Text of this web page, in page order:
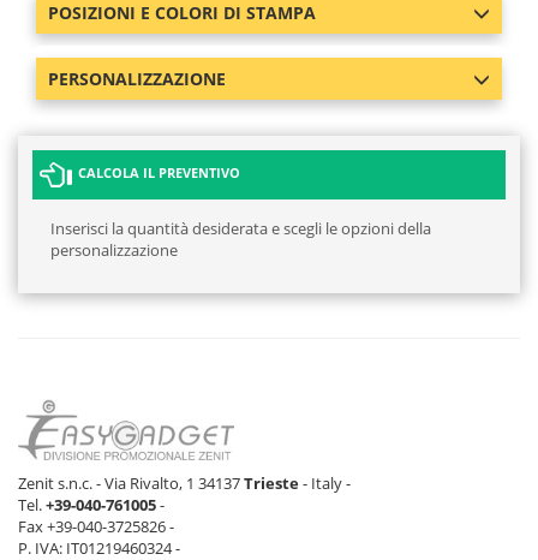
POSIZIONI E COLORI DI STAMPA
PERSONALIZZAZIONE
CALCOLA IL PREVENTIVO
Inserisci la quantità desiderata e scegli le opzioni della
personalizzazione
Zenit s.n.c. - Via Rivalto, 1 34137Trieste- Italy -
Tel.+39-040-761005-
Fax +39-040-3725826 -
P. IVA: IT01219460324 -